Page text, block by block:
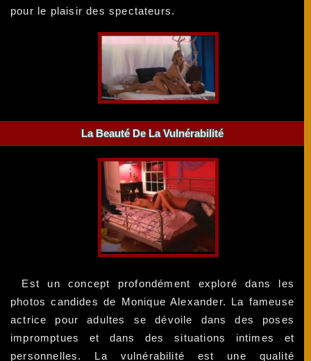
pour le plaisir des spectateurs.
La Beauté De La Vulnérabilité
Est un concept profondément exploré dans les
photos candides de Monique Alexander. La fameuse
actrice pour adultes se dévoile dans des poses
impromptues et dans des situations intimes et
personnelles. La vulnérabilité est une qualité